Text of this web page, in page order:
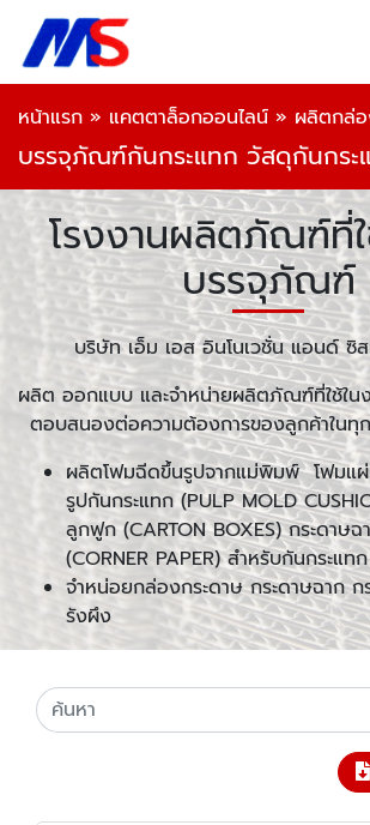
หน้าแรก » แคตตาล็อกออนไลน์ » ผลิตกล่
บรรจุภัณฑ์กันกระแทก วัสดุกันกระ
โรงงานผลิตภัณฑ์ที่ใ
บรรจุภัณฑ์
บริษัท เอ็ม เอส อินโนเวชั่น แอนด์ ซิ
ผลิต ออกแบบ และจำหน่ายผลิตภัณฑ์ที่ใช้ใ
ตอบสนองต่อความต้องการของลูกค้าในทุ
ผลิตโฟมฉีดขึ้นรูปจากแม่พิมพ์ โฟมแ
รูปกันกระแทก (PULP MOLD
ลูกฟูก (CARTON BOXES) กระดาษฉ
(CORNER PAPER) สำหรับกันกระแทก
จำหน่อยกล่องกระดาษ กระดาษฉาก ก
รังผึง